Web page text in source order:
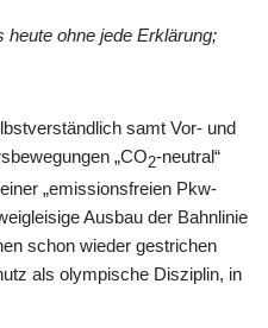
heute ohne jede Erklärung;
samt Vor- und
„CO2-neutral“
„emissionsfreien Pkw-
Ausbau der Bahnlinie
schon wieder gestrichen
als olympische Disziplin, in